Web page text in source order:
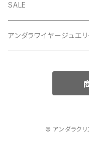
SALE
アンダラワイヤージュエリ
© アンダラクリ